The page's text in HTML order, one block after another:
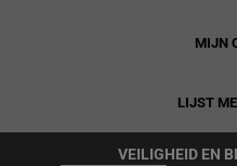
MIJN
LIJST
VEILIGHEID EN